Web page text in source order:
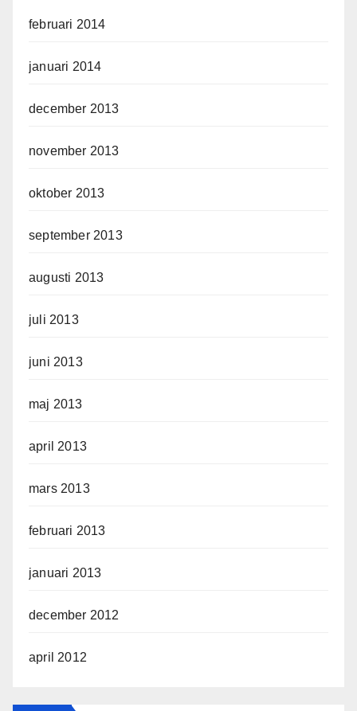
februari 2014
januari 2014
december 2013
november 2013
oktober 2013
september 2013
augusti 2013
juli 2013
juni 2013
maj 2013
april 2013
mars 2013
februari 2013
januari 2013
december 2012
april 2012